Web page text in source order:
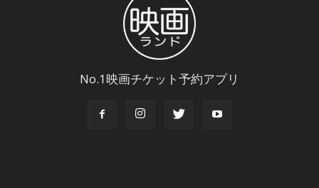
No.1映画チケット予約アプリ